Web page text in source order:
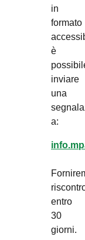
in
formato
è
inviare
una
a:
entro
30
giorni.